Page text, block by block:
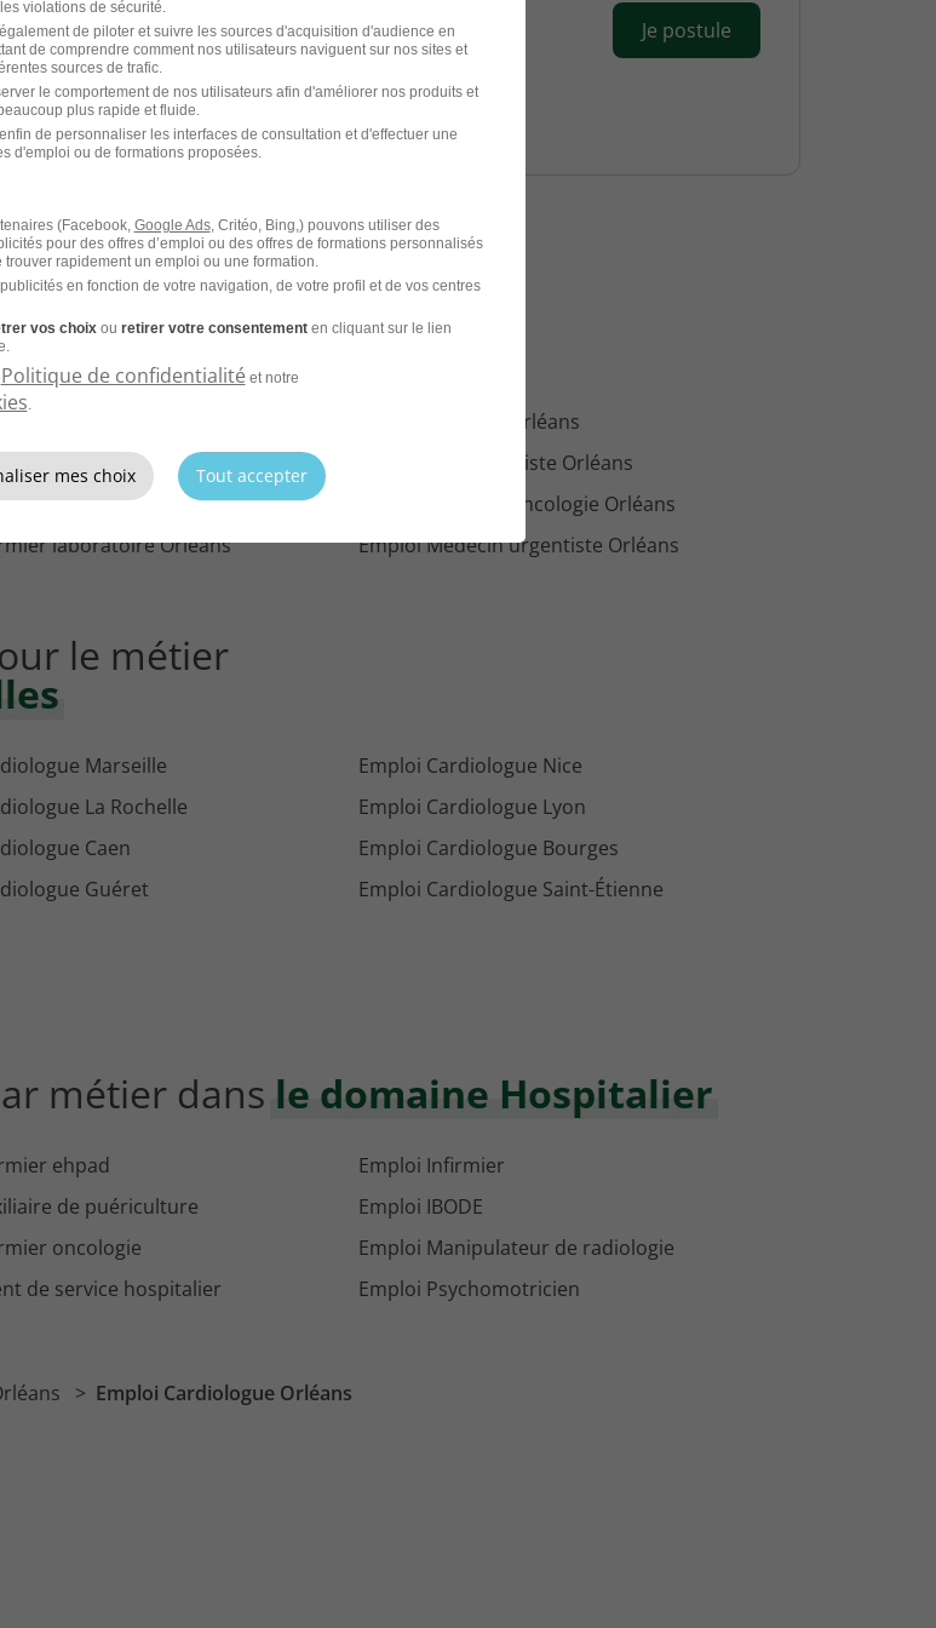
Je postule
métier à Orléans dans
Emploi Dentiste Orléans
de radiologie Orléans
Emploi Orthodontiste Orléans
urgences Orléans
Emploi Infirmier oncologie Orléans
laboratoire Orléans Emploi Médecin urgentiste Orléans
le métier
Marseille
Emploi Cardiologue Nice
La Rochelle
Emploi Cardiologue Lyon
Caen
Emploi Cardiologue Bourges
Guéret Emploi Cardiologue Saint-Étienne
métier dans le domaine Hospitalier
ehpad
Emploi Infirmier
de puériculture
Emploi IBODE
oncologie
Emploi Manipulateur de radiologie
de service hospitalier Emploi Psychomotricien
Emploi Cardiologue Orléans
violations de sécurité.
de piloter et suivre les sources d'acquisition d'audience en
de comprendre comment nos utilisateurs naviguent sur nos sites et
sources de trafic.
le comportement de nos utilisateurs afin d'améliorer nos produits et
plus rapide et fluide.
de personnaliser les interfaces de consultation et d'effectuer une
d'emploi ou de formations proposées.
(Facebook, Google Ads, Critéo, Bing,) pouvons utiliser des
pour des offres d’emploi ou des offres de formations personnalisés
rapidement un emploi ou une formation.
en fonction de votre navigation, de votre profil et de vos centres
vos choixou retirer votre consentementen cliquant sur le lien
Politique de confidentialité et notre
.
mes choix Tout accepter